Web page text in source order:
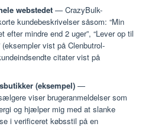
webstedet — CrazyBulk-
kundebeskrivelser såsom: “Min
efter mindre end 2 uger”, “Lever op til
(eksempler vist på Clenbutrol-
citater vist på
(eksempel) —
viser brugeranmeldelser som
og hjælper mig med at slanke
i verificeret købsstil på en